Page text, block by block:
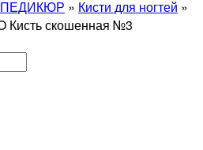
» Кисти для ногтей »
Кисть скошенная №3